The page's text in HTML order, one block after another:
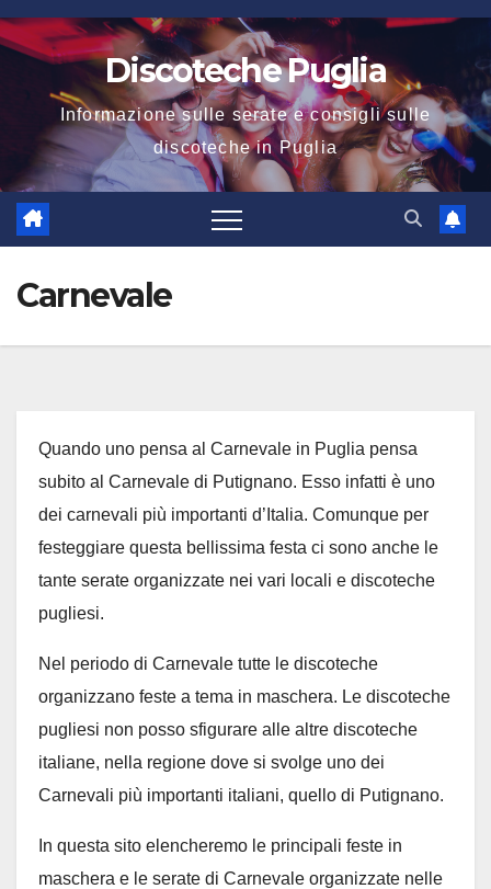
Salta
al
Discoteche Puglia
Informazione sulle serate e consigli sulle
discoteche in Puglia
Carnevale
Quando uno pensa al Carnevale in Puglia pensa
subito al Carnevale di Putignano. Esso infatti è uno
dei carnevali più importanti d’Italia. Comunque per
festeggiare questa bellissima festa ci sono anche le
tante serate organizzate nei vari locali e discoteche
pugliesi.
Nel periodo di Carnevale tutte le discoteche
organizzano feste a tema in maschera. Le discoteche
pugliesi non posso sfigurare alle altre discoteche
italiane, nella regione dove si svolge uno dei
Carnevali più importanti italiani, quello di Putignano.
In questa sito elencheremo le principali feste in
maschera e le serate di Carnevale organizzate nelle